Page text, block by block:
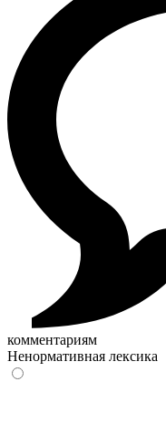
комментариям
Ненормативная лексика